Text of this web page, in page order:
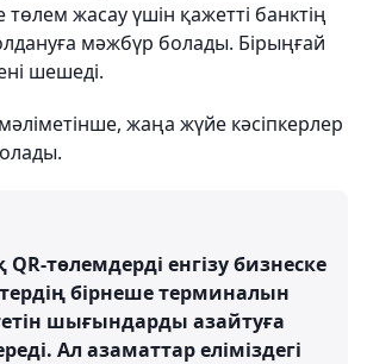
жасау үшін қажетті банктің
мәжбүр болады. Бірыңғай
шешеді.
жаңа жүйе кәсіпкерлер
төлемдерді енгізу бизнеске
бірнеше терминалын
шығындарды азайтуға
Ал азаматтар еліміздегі